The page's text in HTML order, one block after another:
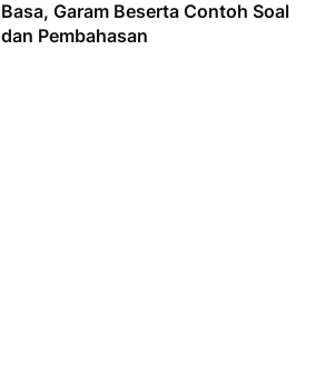
Basa, Garam Beserta Contoh Soal
dan Pembahasan